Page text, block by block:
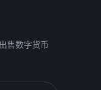
出售数字货币